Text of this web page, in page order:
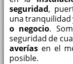
seguridad,
una tranquilidad
o negocio.
seguridad de
averíasen el
posible.